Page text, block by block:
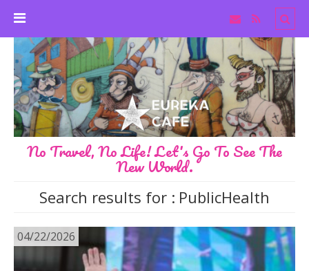
No Travel, No Life! Let's Go To See The
New World.
Search results for : PublicHealth
04/22/2026